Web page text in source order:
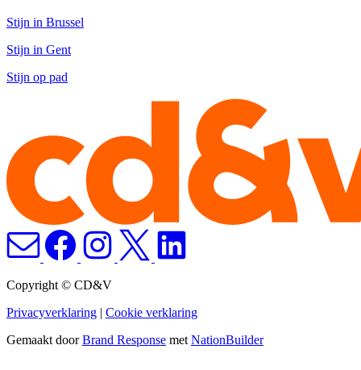
Stijn in Brussel
Stijn in Gent
Stijn op pad
Copyright © CD&V
Privacyverklaring | Cookie verklaring
Gemaakt doorBrand Response met NationBuilder